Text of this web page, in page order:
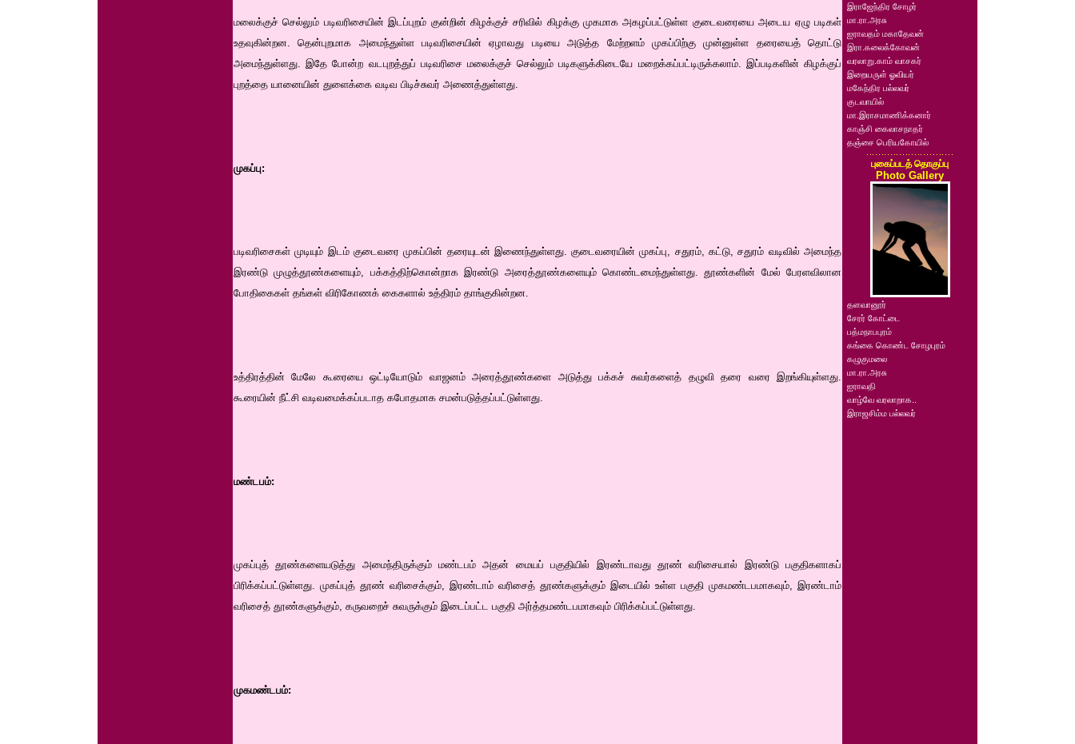
மலைக்குச் செல்லும் படிவரிசையின் இடப்புறம் குன்றின் கிழக்குச் சரிவில் கிழக்கு முகமாக அகழப்பட்டுள்ள குடைவரையை அடைய ஏழு படிகள்
உதவுகின்றன. தென்புறமாக அமைந்துள்ள படிவரிசையின் ஏழாவது படியை அடுத்த மேற்றளம் முகப்பிற்கு முன்னுள்ள தரையைத் தொட்டு
அமைந்துள்ளது. இதே போன்ற வடபுறத்துப் படிவரிசை மலைக்குச் செல்லும் படிகளுக்கிடையே மறைக்கப்பட்டிருக்கலாம். இப்படிகளின் கிழக்குப்
புறத்தை யானையின் துளைக்கை வடிவ பிடிச்சுவர் அணைத்துள்ளது.
முகப்பு:
படிவரிசைகள் முடியும் இடம் குடைவரை முகப்பின் தரையுடன் இணைந்துள்ளது. குடைவரையின் முகப்பு, சதுரம், கட்டு, சதுரம் வடிவில் அமைந்த
இரண்டு முழுத்தூண்களையும், பக்கத்திற்கொன்றாக இரண்டு அரைத்தூண்களையும் கொண்டமைந்துள்ளது. தூண்களின் மேல் பேரளவிலான
போதிகைகள் தங்கள் விரிகோணக் கைகளால் உத்திரம் தாங்குகின்றன.
உத்திரத்தின் மேலே கூரையை ஒட்டியோடும் வாஜனம் அரைத்தூண்களை அடுத்து பக்கச் சுவர்களைத் தழுவி தரை வரை இறங்கியுள்ளது.
கூரையின் நீட்சி வடிவமைக்கப்படாத கபோதமாக சமன்படுத்தப்பட்டுள்ளது.
மண்டபம்:
முகப்புத் தூண்களையடுத்து அமைந்திருக்கும் மண்டபம் அதன் மையப் பகுதியில் இரண்டாவது தூண் வரிசையால் இரண்டு பகுதிகளாகப்
பிரிக்கப்பட்டுள்ளது. முகப்புத் தூண் வரிசைக்கும், இரண்டாம் வரிசைத் தூண்களுக்கும் இடையில் உள்ள பகுதி முகமண்டபமாகவும், இரண்டாம்
வரிசைத் தூண்களுக்கும், கருவறைச் சுவருக்கும் இடைப்பட்ட பகுதி அர்த்தமண்டபமாகவும் பிரிக்கப்பட்டுள்ளது.
முகமண்டபம்:
இராஜேந்திர சோழர்
மா.ரா.அரசு
ஐராவதம் மகாதேவன்
இரா.கலைக்கோவன்
வரலாறு.காம் வாசகர்
இறையருள் ஓவியர்
மகேந்திர பல்லவர்
குடவாயில்
மா.இராசமாணிக்கனார்
காஞ்சி கைலாசநாதர்
தஞ்சை பெரியகோயில்
புகைப்படத் தொகுப்பு
Photo Gallery
தளவானூர்
சேரர் கோட்டை
பத்மநாபபுரம்
கங்கை கொண்ட சோழபுரம்
கழுகுமலை
மா.ரா.அரசு
ஐராவதி
வாழ்வே வரலாறாக..
இராஜசிம்ம பல்லவர்